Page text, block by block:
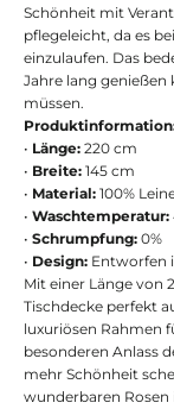
Schönheit mit
pflegeleicht, da es
einzulaufen. Das
Jahre lang genießen
müssen.
• Länge: 220 cm
• Breite: 145 cm
• Material: 100%
• Waschtemperatur:
• Schrumpfung: 0%
• Design: Entworfen
Mit einer Länge von
Tischdecke perfekt
luxuriösen Rahmen
besonderen Anlass
mehr Schönheit
wunderbaren Rosen